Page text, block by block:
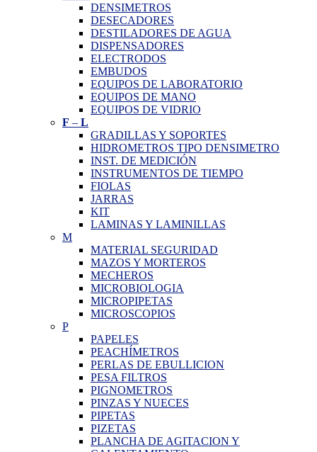
DENSIMETROS
DESECADORES
DESTILADORES DE AGUA
DISPENSADORES
ELECTRODOS
EMBUDOS
EQUIPOS DE LABORATORIO
EQUIPOS DE MANO
EQUIPOS DE VIDRIO
F – L
GRADILLAS Y SOPORTES
HIDROMETROS TIPO DENSIMETRO
INST. DE MEDICIÓN
INSTRUMENTOS DE TIEMPO
FIOLAS
JARRAS
KIT
LAMINAS Y LAMINILLAS
M
MATERIAL SEGURIDAD
MAZOS Y MORTEROS
MECHEROS
MICROBIOLOGIA
MICROPIPETAS
MICROSCOPIOS
P
PAPELES
PEACHÍMETROS
PERLAS DE EBULLICION
PESA FILTROS
PIGNOMETROS
PINZAS Y NUECES
PIPETAS
PIZETAS
PLANCHA DE AGITACION Y